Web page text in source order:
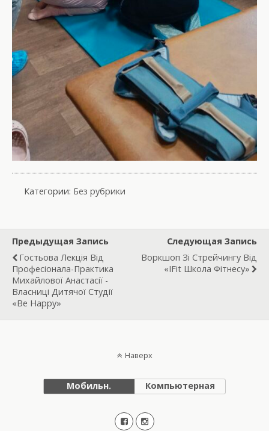
Категории: Без рубрики
Предыдущая Запись
Гостьова Лекція Від
Професіонала-Практика
Михайлової Анастасії -
Власниці Дитячої Студії
«Be Happy»
Следующая Запись
Воркшоп Зі Стрейчингу Від
«IFit Школа Фітнесу»
Наверх
Мобильн. Компьютерная